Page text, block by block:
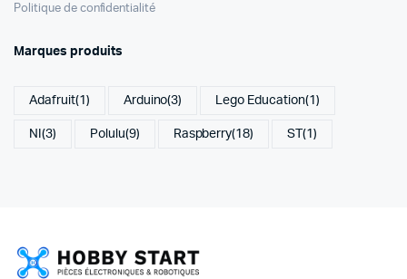
Politique de confidentialité
Marques produits
Adafruit(1) Arduino(3) Lego Education(1)
NI (3) Polulu(9) Raspberry(18) ST(1)